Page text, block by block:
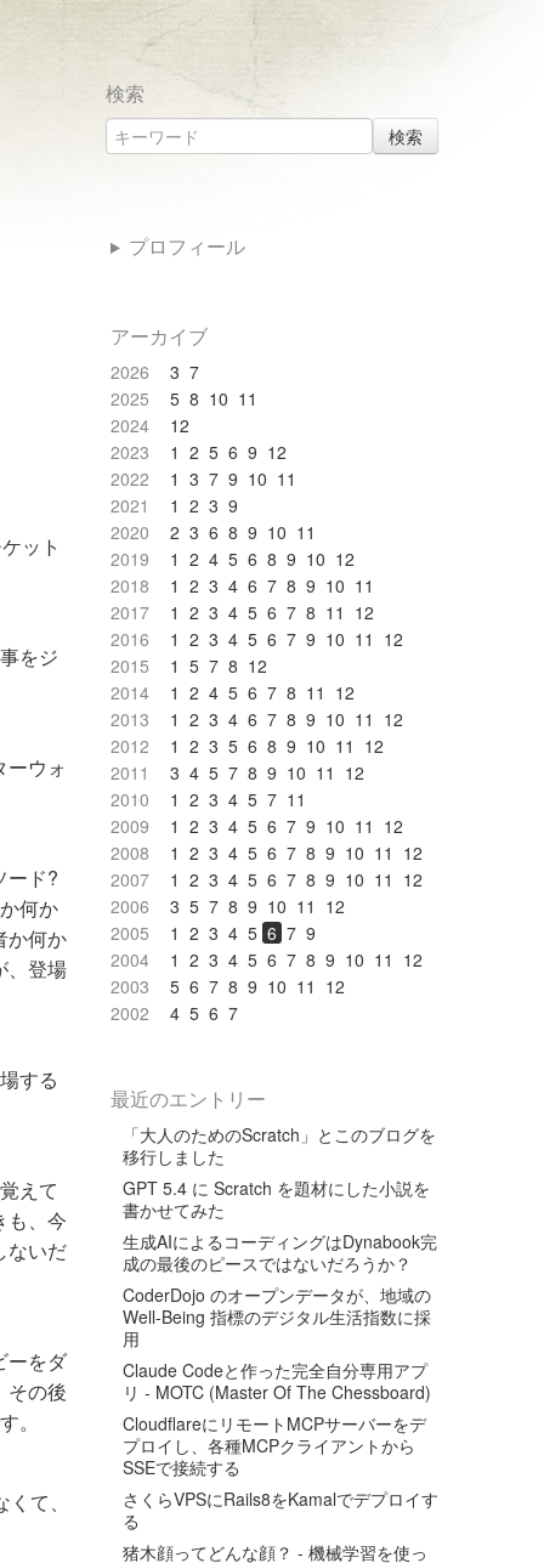
ット
をジ
ーウォ
ード?
何か
か何か
、登場
する
えて
も、今
ないだ
ーをダ
その後
。
て、
検索
検索
プロフィール
アーカイブ
2026 3 7
2025
5 8 10 11
2024
12
2023
1 2 5 6 9 12
2022
1 3 7 9 10 11
2021
1 2 3 9
2020
2 3 6 8 9 10 11
2019
1 2 4 5 6 8 9 10 12
2018
1 2 3 4 6 7 8 9 10 11
2017
1 2 3 4 5 6 7 8 11 12
2016
1 2 3 4 5 6 7 9 10 11 12
2015
1 5 7 8 12
2014
1 2 4 5 6 7 8 11 12
2013
1 2 3 4 6 7 8 9 10 11 12
2012
1 2 3 5 6 8 9 10 11 12
2011
3 4 5 7 8 9 10 11 12
2010
1 2 3 4 5 7 11
2009
1 2 3 4 5 6 7 9 10 11 12
2008
1 2 3 4 5 6 7 8 9 10 11 12
2007
1 2 3 4 5 6 7 8 9 10 11 12
2006
3 5 7 8 9 10 11 12
2005
1 2 3 4 5 6 7 9
2004
1 2 3 4 5 6 7 8 9 10 11 12
2003
5 6 7 8 9 10 11 12
2002
4 5 6 7
最近のエントリー
「大人のためのScratch」とこのブログを
移行しました
GPT 5.4 に Scratch を題材にした小説を
書かせてみた
生成AIによるコーディングはDynabook完
成の最後のピースではないだろうか？
CoderDojo のオープンデータが、地域の
Well-Being 指標のデジタル生活指数に採
用
Claude Codeと作った完全自分専用アプ
リ - MOTC (Master Of The Chessboard)
CloudflareにリモートMCPサーバーをデ
プロイし、各種MCPクライアントから
SSEで接続する
さくらVPSにRails8をKamalでデプロイす
る
猪木顔ってどんな顔？ - 機械学習を使っ